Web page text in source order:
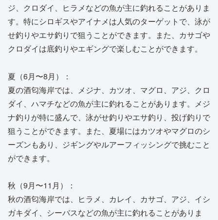
ジ、クロダイ、ヒラメなどの魚が主に釣れることがありま
す。特にシロギスやアイナメは人気のターゲットで、泳が
せ釣りやエサ釣りで狙うことができます。また、カサゴや
クロダイは底釣りやエギングで楽しむことができます。
夏（6月〜8月）：
夏の酒匂海岸では、メジナ、カツオ、マグロ、アジ、クロ
ダイ、ハマチなどの魚が主に釣れることがあります。メジ
ナ釣りが特に盛んで、泳がせ釣りやエサ釣り、投げ釣りで
狙うことができます。また、夏場にはカツオやマグロのシ
ーズンもあり、ジギングやルアーフィッシングで挑むこと
ができます。
秋（9月〜11月）：
秋の酒匂海岸では、ヒラメ、カレイ、カサゴ、アジ、イシ
ガキダイ、シーバスなどの魚が主に釣れることがありま